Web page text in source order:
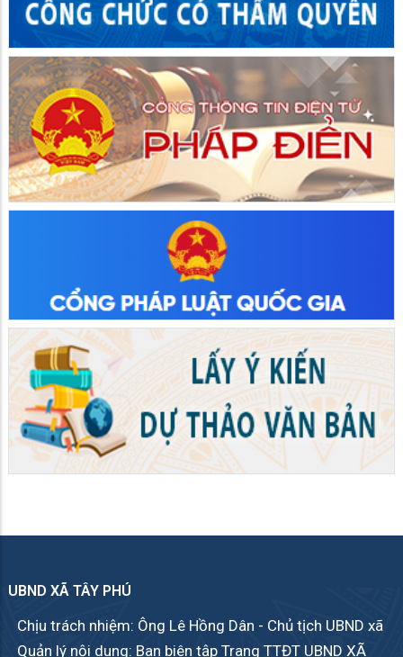
UBND XÃ TÂY PHÚ
Chịu trách nhiệm: Ông Lê Hồng Dân - Chủ tịch UBND xã
Quản lý nội dung: Ban biên tập Trang TTĐT UBND XÃ